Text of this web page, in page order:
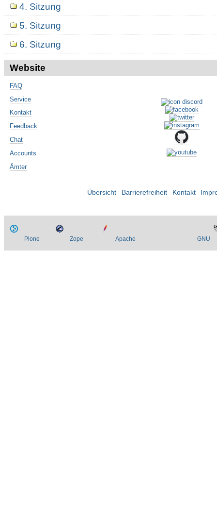
4. Sitzung
5. Sitzung
6. Sitzung
Website
FAQ
Service
Kontakt
Feedback
Chat
Accounts
Ämter
Übersicht Barrierefreiheit Kontakt
Plone Zope Apache GNU